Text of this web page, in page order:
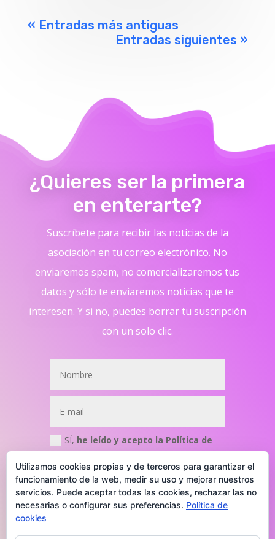
« Entradas más antiguas
Entradas siguientes »
¿Quieres ser la primera
en enterarte?
Suscríbete para recibir las noticias de la
asociación en tu correo electrónico. No
enviaremos spam, no comercializaremos tus
datos y sólo te enviaremos noticias que te
interesen. Y si no, puedes borrar tu suscripción
con un solo clic.
SÍ, he leído y acepto la Política de
Privacidad
Enviar
Utilizamos cookies propias y de terceros para garantizar el
funcionamiento de la web, medir su uso y mejorar nuestros
servicios. Puede aceptar todas las cookies, rechazar las no
necesarias o configurar sus preferencias. Política de
cookies